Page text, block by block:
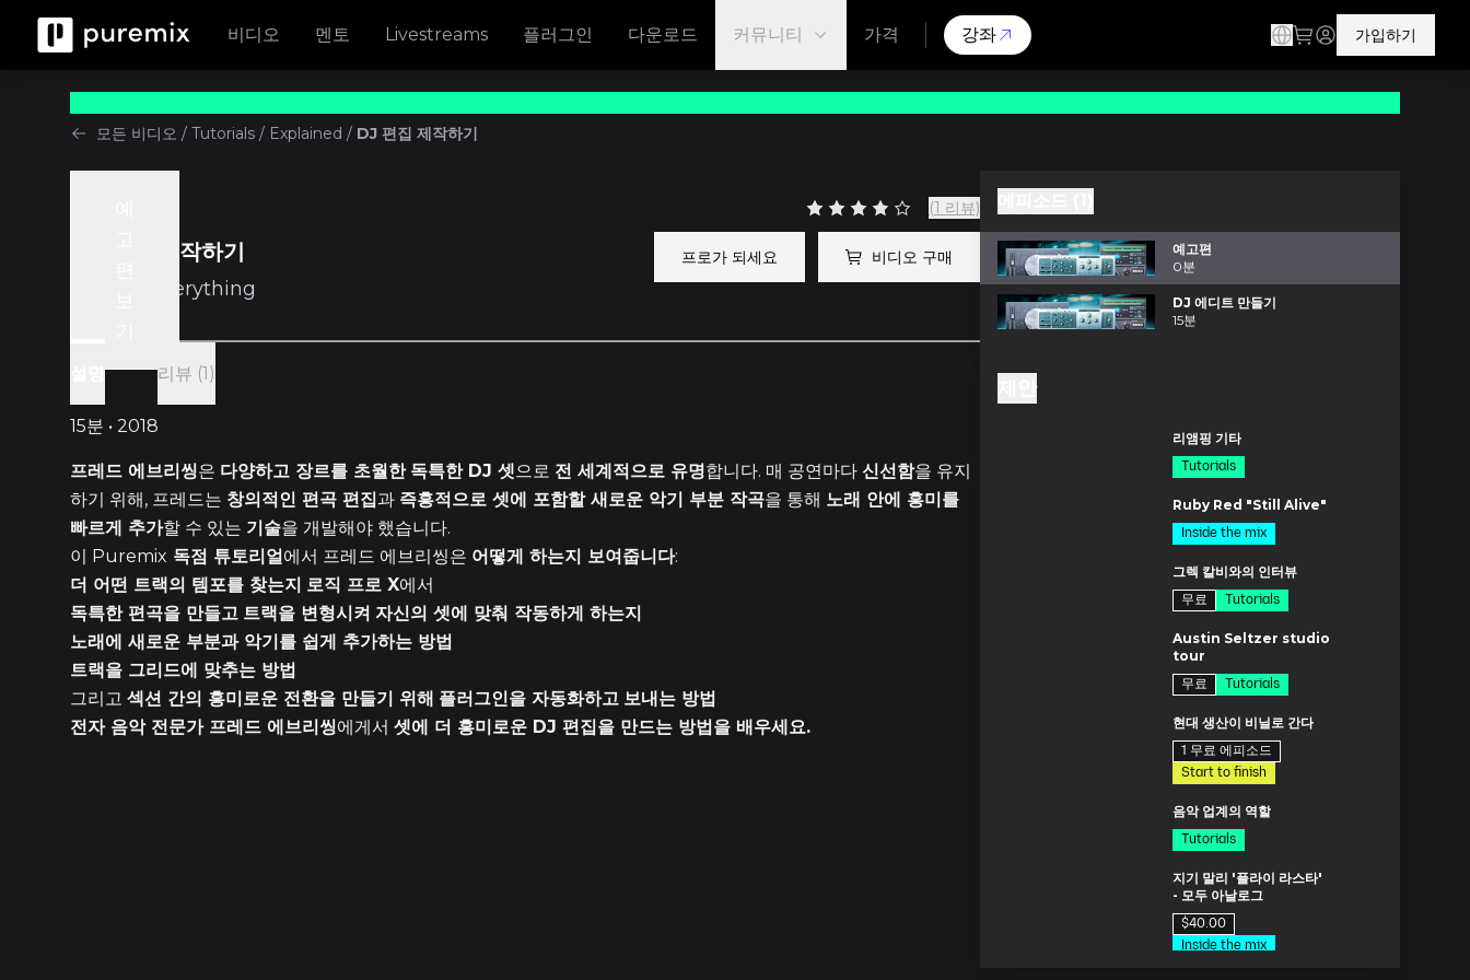
비디오 멘토 Livestreams 플러그인 다운로드 커뮤니티 가격 강좌 가입하기
모든 비디오 / Tutorials / Explained / DJ 편집 제작하기
DJ 편집 제작하기
Fred Everything
(1 리뷰)
프로가 되세요 비디오 구매
리뷰 (1)
15분 • 2018
프레드 에브리씽은 다양하고 장르를 초월한 독특한 DJ 셋으로 전 세계적으로 유명합니다. 매 공연마다 신선함을 유지
하기 위해, 프레드는 창의적인 편곡 편집과 즉흥적으로 셋에 포함할 새로운 악기 부분 작곡을 통해 노래 안에 흥미를
빠르게 추가할 수 있는 기술을 개발해야 했습니다.
이 Puremix 독점 튜토리얼에서 프레드 에브리씽은 어떻게 하는지 보여줍니다:
더 어떤 트랙의 템포를 찾는지 로직 프로 X에서
독특한 편곡을 만들고 트랙을 변형시켜 자신의 셋에 맞춰 작동하게 하는지
노래에 새로운 부분과 악기를 쉽게 추가하는 방법
트랙을 그리드에 맞추는 방법
그리고 섹션 간의 흥미로운 전환을 만들기 위해 플러그인을 자동화하고 보내는 방법
전자 음악 전문가 프레드 에브리씽에게서 셋에 더 흥미로운 DJ 편집을 만드는 방법을 배우세요.
예고편
0분
DJ 에디트 만들기
15분
리앰핑 기타
Tutorials
2 에피소드
Ruby Red "Still Alive"
Inside the mix
그렉 칼비와의 인터뷰
무료
Tutorials
Austin Seltzer studio
tour
무료
Tutorials
현대 생산이 비닐로 간다
1 무료 에피소드
Start to finish
음악 업계의 역할
Tutorials
지기 말리 '플라이 라스타'
- 모두 아날로그
$40.00
Inside the mix